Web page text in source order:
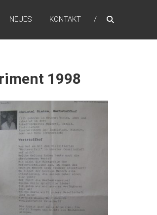
NEUES KONTAKT
1998